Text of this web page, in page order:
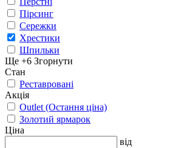
Пірсинг
Сережки
Хрестики
Шпильки
Ще +6 Згорнути
Стан
Реставровані
Акція
Outlet (Остання ціна)
Золотий ярмарок
Ціна
від